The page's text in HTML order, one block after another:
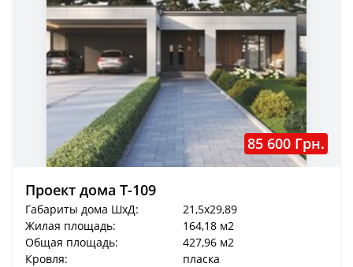
85 600 Грн.
Проект дома T-109
Габариты дома ШхД:
21,5x29,89
Жилая площадь:
164,18 м2
Общая площадь:
427,96 м2
Кровля:
пласка